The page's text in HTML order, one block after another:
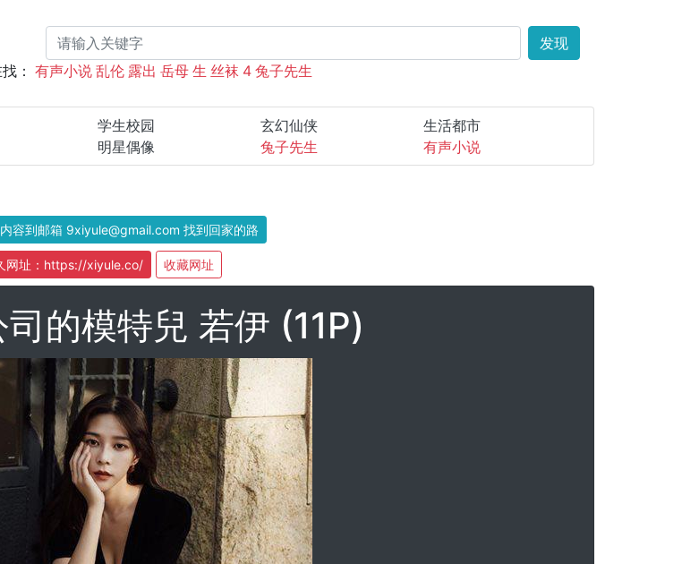
发现
： 有声小说 乱伦 露出 岳母 生 丝袜 4 兔子先生
学生校园 玄幻仙侠
生活都市
明星偶像 兔子先生 有声小说
容到邮箱 9xiyule@gmail.com 找到回家的路
网址：https://xiyule.co/ 收藏网址
的模特兒 若伊 (11P)